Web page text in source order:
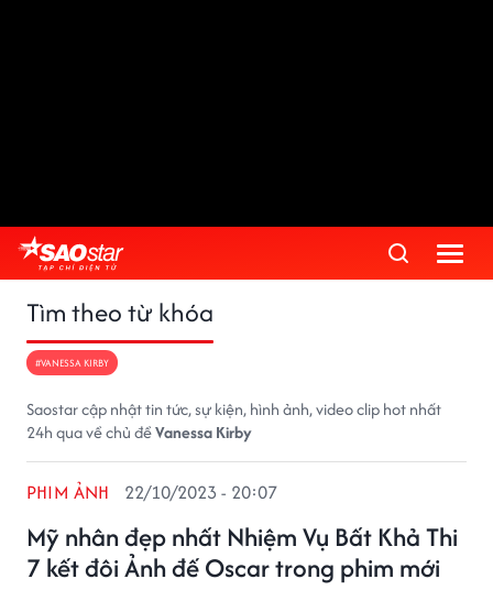
Tìm theo từ khóa
#VANESSA KIRBY
Saostar cập nhật tin tức, sự kiện, hình ảnh, video clip hot nhất
24h qua về chủ đềVanessa Kirby
Mỹ nhân đẹp nhất Nhiệm Vụ Bất Khả Thi
7 kết đôi Ảnh đế Oscar trong phim mới
PHIM ẢNH 22/10/2023 - 20:07